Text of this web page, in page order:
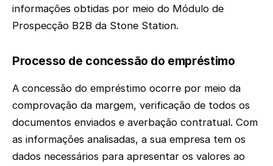
informações obtidas por meio do Módulo de
Prospecção B2B da Stone Station.
Processo de concessão do empréstimo
A concessão do empréstimo ocorre por meio da
comprovação da margem, verificação de todos os
documentos enviados e averbação contratual. Com
as informações analisadas, a sua empresa tem os
dados necessários para apresentar os valores ao